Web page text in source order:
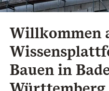
Willkommen
Bauen in